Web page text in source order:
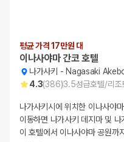
평균 가격 17만원 대
이나사야마 간코 호텔
나가사키 - Nagasaki
4.3(386)3.5성급호텔/리조
나가사키시에 위치한 이나사야
이동하면 나가사키 데지마 및
이 호텔에서 이나사야마 공원